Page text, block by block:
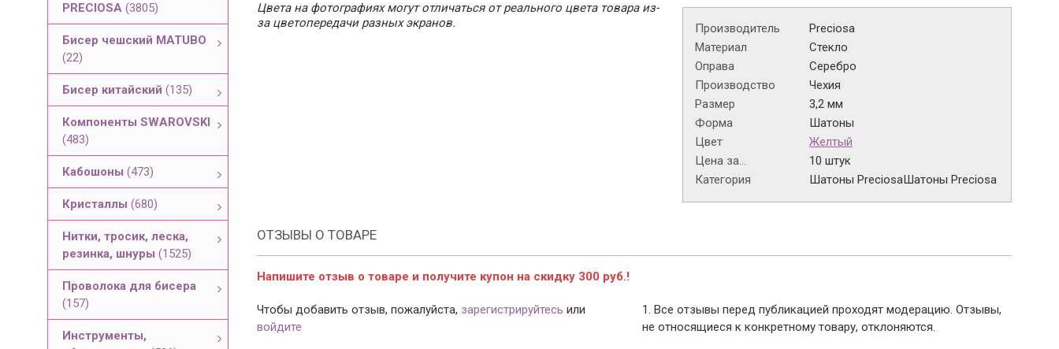
PRECIOSA (3805)
Бисер чешский MATUBO
(22)
Бисер китайский (135)
Компоненты SWAROVSKI
(483)
Кабошоны (473)
Кристаллы (680)
Нитки, тросик, леска,
резинка, шнуры (1525)
Проволока для бисера
(157)
Инструменты,
Цвета на фотографиях могут отличаться от реального цвета товара из-
за цветопередачи разных экранов.
Производитель
Preciosa
Материал
Стекло
Оправа
Серебро
Производство
Чехия
Размер
3,2 мм
Форма
Шатоны
Цвет
Желтый
Цена за...
10 штук
Категория
Шатоны PreciosaШатоны Preciosa
ОТЗЫВЫ О ТОВАРЕ
Напишите отзыв о товаре и получите купон на скидку 300 руб.!
Чтобы добавить отзыв, пожалуйста, зарегистрируйтесь или
войдите
1. Все отзывы перед публикацией проходят модерацию. Отзывы,
не относящиеся к конкретному товару, отклоняются.